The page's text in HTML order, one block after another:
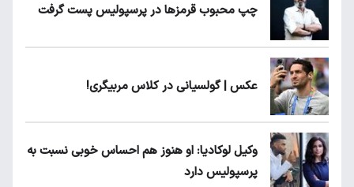
چپ محبوب قرمزها در پرسپولیس پست گرفت
عکس | گولسیانی در کلاس مربیگری!
وکیل لوکادیا: او هنوز هم احساس خوبی نسبت به
پرسپولیس دارد